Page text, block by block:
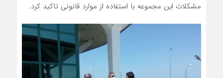
مشکلات این مجموعه با استفاده از موارد قانونی تاکید کرد.